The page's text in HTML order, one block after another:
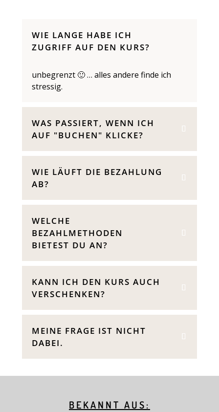
WIE LANGE HABE ICH
ZUGRIFF AUF DEN KURS?
unbegrenzt 🙂 … alles andere finde ich
stressig.
WAS PASSIERT, WENN ICH
AUF "BUCHEN" KLICKE?
WIE LÄUFT DIE BEZAHLUNG
AB?
WELCHE
BEZAHLMETHODEN
BIETEST DU AN?
KANN ICH DEN KURS AUCH
VERSCHENKEN?
MEINE FRAGE IST NICHT
DABEI.
BEKANNT AUS: